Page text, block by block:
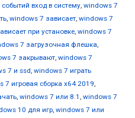
вход в систему, windows 7
, windows 7 зависает, windows 7
при установке, windows 7
7 загрузочная флешка,
7 закрывают, windows 7
7 и ssd, windows 7 играть
7 игровая сборка x64 2019,
, windows 7 или 8.1 , windows 7
10 для игр, windows 7 или